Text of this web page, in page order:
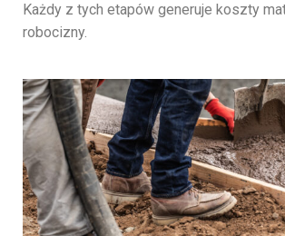
Każdy z tych etapów generuje koszty
robocizny.